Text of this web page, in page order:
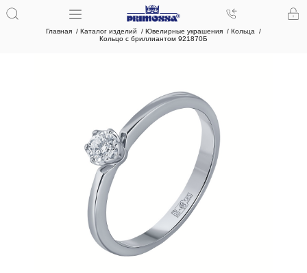
Главная Каталог изделий Ювелирные украшения
Кольца
Кольцо с бриллиантом 921870Б